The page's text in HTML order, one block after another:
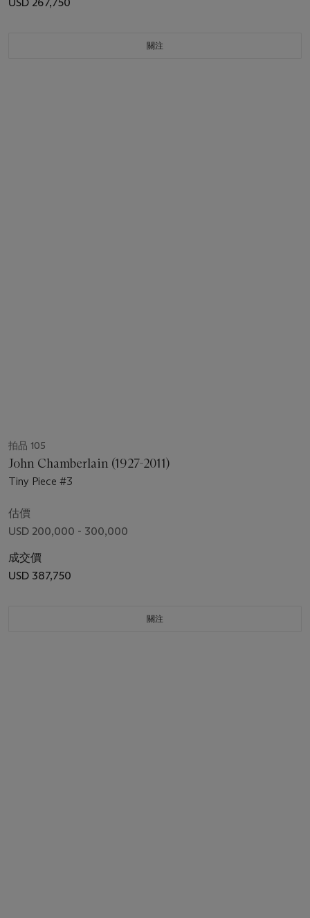
關注
拍品 105
John Chamberlain (1927-2011)
Tiny Piece #3
估價
USD 200,000 - 300,000
成交價
USD 387,750
關注